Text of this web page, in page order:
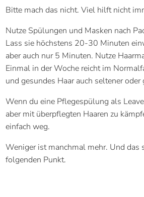
Bitte mach das nicht. Viel hilft nicht
Nutze Spülungen und Masken nach
Lass sie höchstens 20-30 Minuten
aber auch nur 5 Minuten. Nutze
Einmal in der Woche reicht im
und gesundes Haar auch seltener oder
Wenn du eine Pflegespülung als
aber mit überpflegten Haaren zu
einfach weg.
Weniger ist manchmal mehr. Und das
folgenden Punkt.